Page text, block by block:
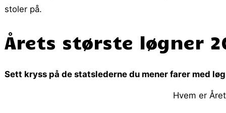
stoler på.
Årets største løgner
Sett kryss på de statslederne du mener farer med
Hvem er